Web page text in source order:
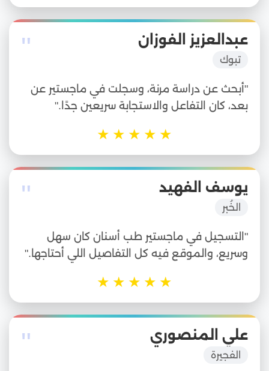
" عبدالعزيز الفوزان
تبوك
"أبحث عن دراسة مرنة، وسجلت في ماجستير عن
بعد، كان التفاعل والاستجابة سريعين جدًا."
★
★
★
★
★
" يوسف الفهيد
الخُبر
"التسجيل في ماجستير طب أسنان كان سهل
وسريع، والموقع فيه كل التفاصيل اللي أحتاجها."
★
★
★
★
★
" علي المنصوري
الفجيرة